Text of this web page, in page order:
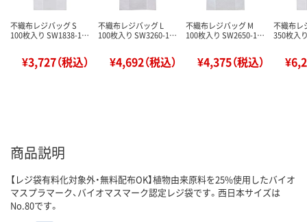
不織布レジバッグ S
100枚入り SW1838-1…
¥3,727（税込）
不織布レジバッグ L
100枚入り SW3260-1…
¥4,692（税込）
不織布レジバッグ M
100枚入り SW2650-1…
¥4,375（税込）
不織布レ
350枚入
商品説明
【レジ袋有料化対象外・無料配布OK】植物由来原料を25%使用したバイオ
マスプラマーク、バイオマスマーク認定レジ袋です。西日本サイズは
No.80です。